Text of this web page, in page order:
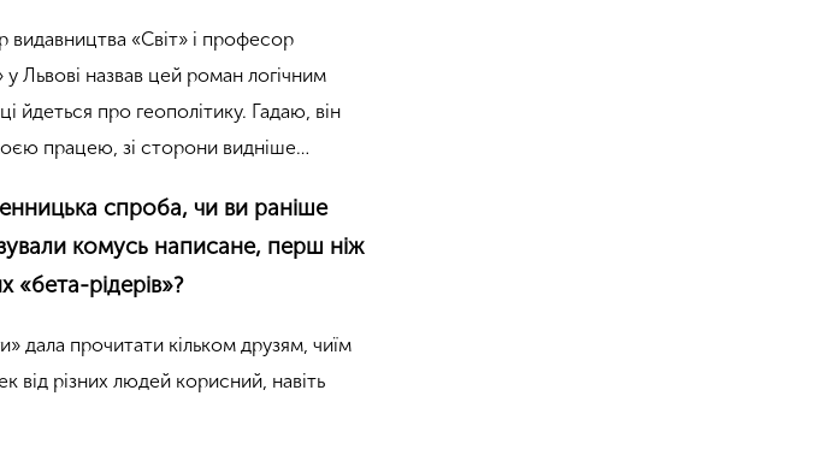
«Світ» і професор
у Львові назвав цей роман логічним
про геополітику. Гадаю, він
працею, зі сторони видніше…
спроба, чи ви раніше
комусь написане, перш ніж
«бета-рідерів»?
дала прочитати кільком друзям, чиїм
від різних людей корисний, навіть